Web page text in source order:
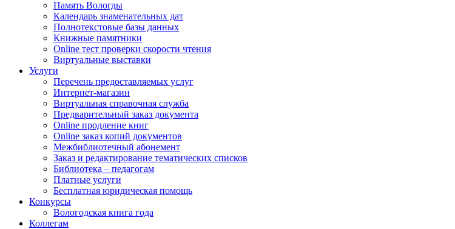
Память Вологды
Календарь знаменательных дат
Полнотекстовые базы данных
Книжные памятники
Online тест проверки скорости чтения
Виртуальные выставки
Услуги
Перечень предоставляемых услуг
Интернет-магазин
Виртуальная справочная служба
Предварительный заказ документа
Online продление книг
Online заказ копий документов
Межбиблиотечный абонемент
Заказ и редактирование тематических списков
Библиотека – педагогам
Платные услуги
Бесплатная юридическая помощь
Конкурсы
Вологодская книга года
Коллегам